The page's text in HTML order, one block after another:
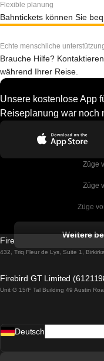
Flexible planung
Bahntickets können Sie
Echte menschliche
Brauche Hilfe?
während Ihrer Reise.
Unsere kostenlose App
Reiseplanung war noch
Züge
Züge
Züge
Züge
Züge
Weitere
Firebird GT Limited (OC
432, Triq Fleur de Lys, Suite 1,
Firebird GT Limited
Unit G 15/F Tal Building 49 Austin
Deutsch